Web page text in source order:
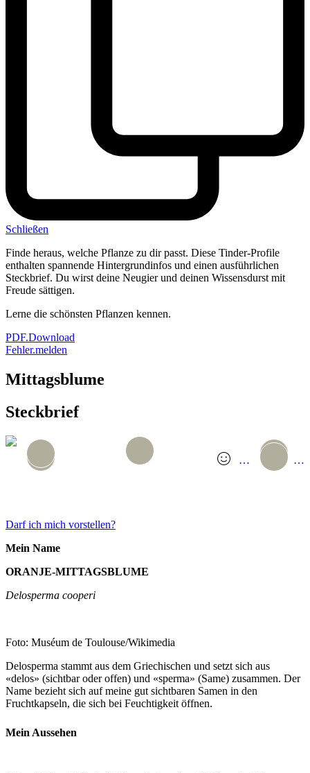
Schließen
Finde heraus, welche Pflanze zu dir passt. Diese Tinder-Profile
enthalten spannende Hintergrundinfos und einen ausführlichen
Steckbrief. Du wirst deine Neugier und deinen Wissensdurst mit
Freude sättigen.
Lerne die schönsten Pflanzen kennen.
PDF.Download
Fehler.melden
Mittagsblume
Steckbrief
… …
Darf ich mich vorstellen?
Mein Name
ORANJE-MITTAGSBLUME
Delosperma cooperi
Foto: Muséum de Toulouse/Wikimedia
Delosperma stammt aus dem Griechischen und setzt sich aus
«delos» (sichtbar oder offen) und «sperma» (Same) zusammen. Der
Name bezieht sich auf meine gut sichtbaren Samen in den
Fruchtkapseln, die sich bei Feuchtigkeit öffnen.
Mein Aussehen